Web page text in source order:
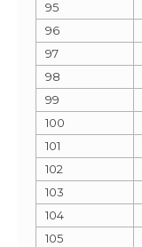
95
96
97
98
99
100
101
102
103
104
105